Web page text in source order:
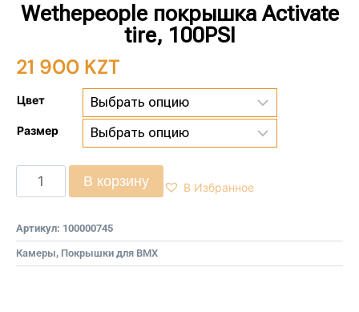
Wethepeople покрышка Activate
tire, 100PSI
21 900 KZT
Цвет
Размер
В корзину В Избранное
Артикул: 100000745
Камеры, Покрышки для BMX